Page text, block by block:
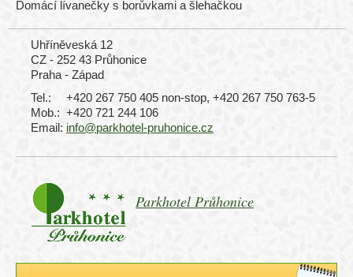
Domácí lívanečky s borůvkami a šlehačkou
Uhříněveská 12
CZ - 252 43 Průhonice
Praha - Západ
Tel.:
+420 267 750 405 non-stop, +420 267 750 763-5
Mob.: +420 721 244 106
Email: info@parkhotel-pruhonice.cz
Parkhotel Průhonice